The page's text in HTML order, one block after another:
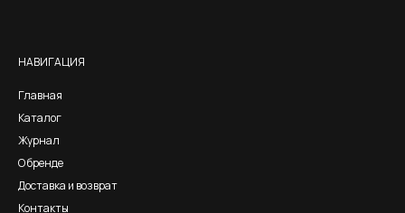
НАВИГАЦИЯ
Главная
Каталог
Журнал
О бренде
Доставка и возврат
Контакты